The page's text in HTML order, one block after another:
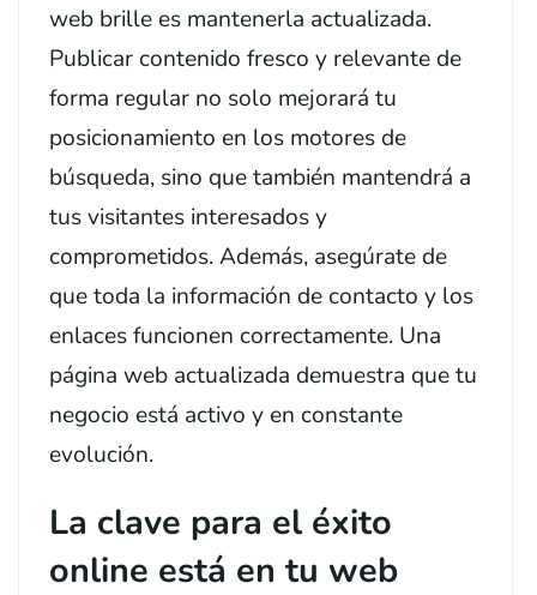
web brille es mantenerla actualizada.
Publicar contenido fresco y relevante de
forma regular no solo mejorará tu
posicionamiento en los motores de
búsqueda, sino que también mantendrá a
tus visitantes interesados y
comprometidos. Además, asegúrate de
que toda la información de contacto y los
enlaces funcionen correctamente. Una
página web actualizada demuestra que tu
negocio está activo y en constante
evolución.
La clave para el éxito
online está en tu web